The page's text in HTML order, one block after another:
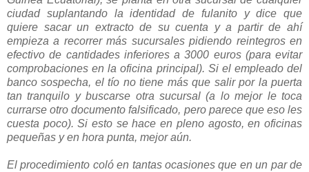
ciudad suplantando la identidad de fulanito y dice que
quiere sacar un extracto de su cuenta y a partir de ahí
empieza a recorrer más sucursales pidiendo reintegros en
efectivo de cantidades inferiores a 3000 euros (para evitar
comprobaciones en la oficina principal). Si el empleado del
banco sospecha, el tío no tiene más que salir por la puerta
tan tranquilo y buscarse otra sucursal (a lo mejor le toca
currarse otro documento falsificado, pero parece que eso les
cuesta poco). Si esto se hace en pleno agosto, en oficinas
pequeñas y en hora punta, mejor aún.
El procedimiento coló en tantas ocasiones que en un par de